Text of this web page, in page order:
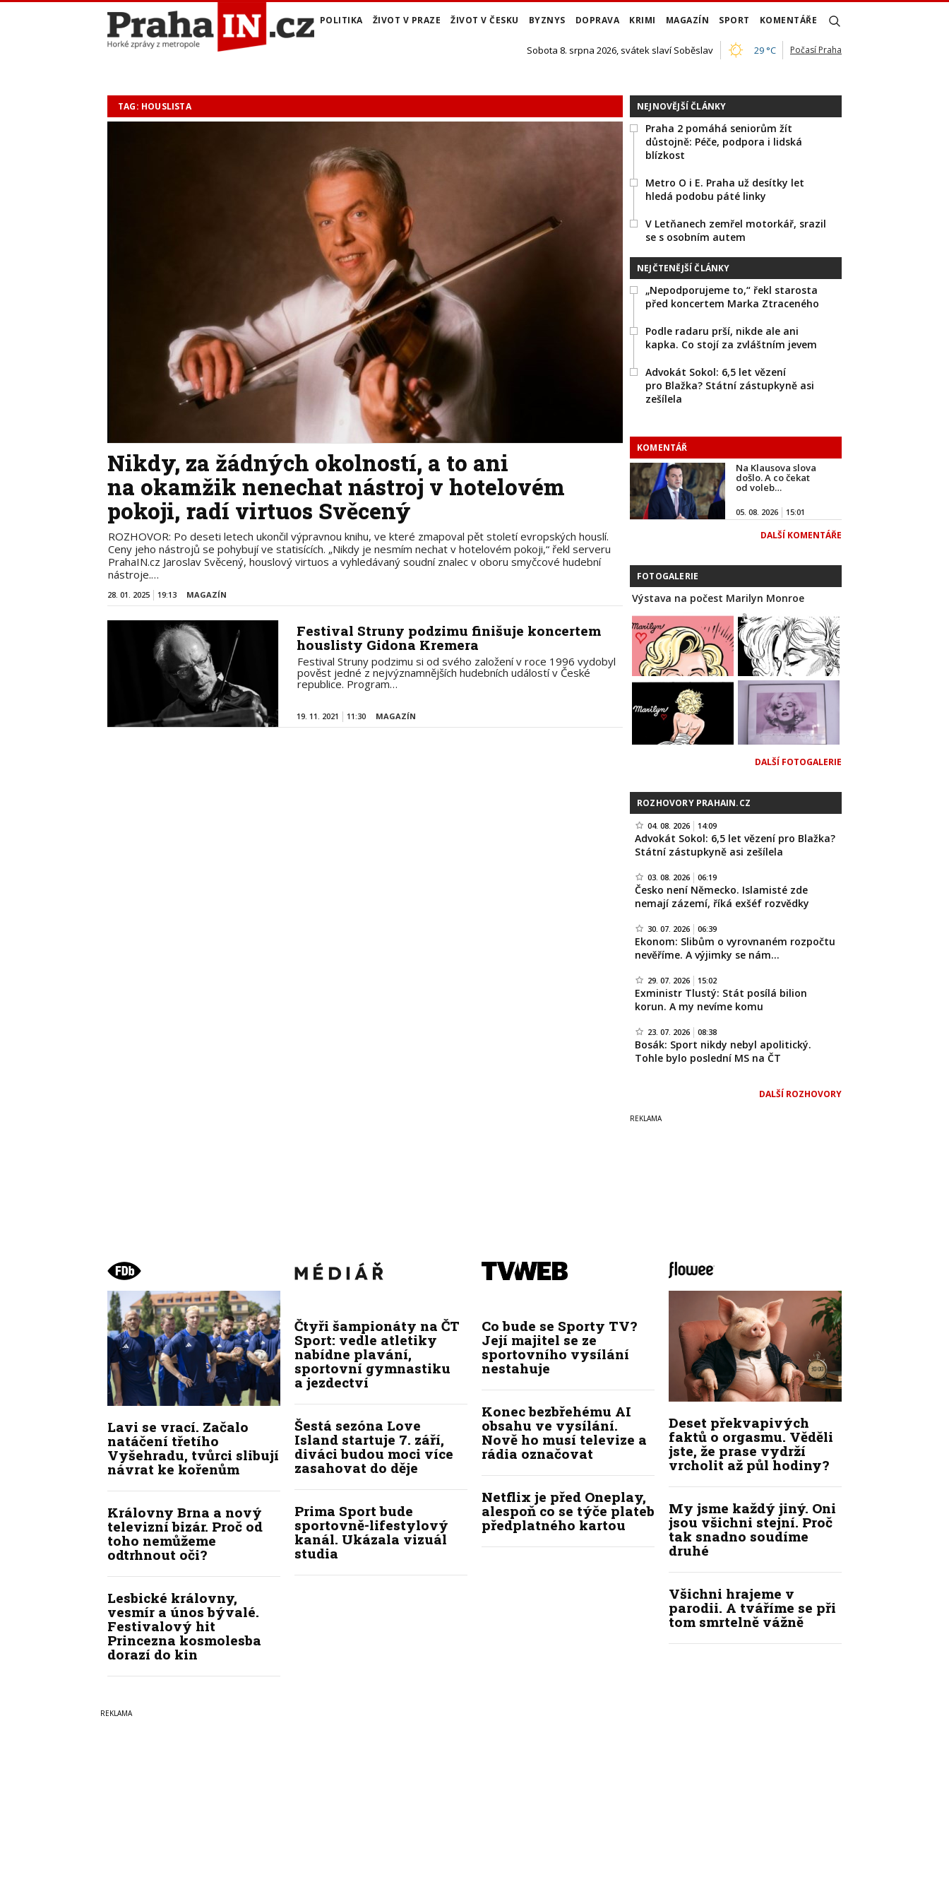
POLITIKA ŽIVOT V PRAZE ŽIVOT V ČESKU BYZNYS DOPRAVA KRIMI MAGAZÍN SPORT KOMENTÁŘE
Sobota 8. srpna 2026, svátek slaví Soběslav 29 °C Počasí Praha
TAG: HOUSLISTA
Nikdy, za žádných okolností, a to ani
na okamžik nenechat nástroj v hotelovém
pokoji, radí virtuos Svěcený
ROZHOVOR: Po deseti letech ukončil výpravnou knihu, ve které zmapoval pět století evropských houslí.
Ceny jeho nástrojů se pohybují ve statisících. „Nikdy je nesmím nechat v hotelovém pokoji,“ řekl serveru
PrahaIN.cz Jaroslav Svěcený, houslový virtuos a vyhledávaný soudní znalec v oboru smyčcové hudební
nástroje.…
28. 01. 2025 19:13 MAGAZÍN
Festival Struny podzimu finišuje koncertem
houslisty Gidona Kremera
Festival Struny podzimu si od svého založení v roce 1996 vydobyl
pověst jedné z nejvýznamnějších hudebních událostí v České
republice. Program…
19. 11. 2021 11:30 MAGAZÍN
NEJNOVĚJŠÍ ČLÁNKY
Praha 2 pomáhá seniorům žít
důstojně: Péče, podpora i lidská
blízkost
Metro O i E. Praha už desítky let
hledá podobu páté linky
V Letňanech zemřel motorkář, srazil
se s osobním autem
NEJČTENĚJŠÍ ČLÁNKY
„Nepodporujeme to,“ řekl starosta
před koncertem Marka Ztraceného
Podle radaru prší, nikde ale ani
kapka. Co stojí za zvláštním jevem
Advokát Sokol: 6,5 let vězení
pro Blažka? Státní zástupkyně asi
zešílela
KOMENTÁŘ
Na Klausova slova
došlo. A co čekat
od voleb…
05. 08. 2026 15:01
DALŠÍ KOMENTÁŘE
FOTOGALERIE
Výstava na počest Marilyn Monroe
DALŠÍ FOTOGALERIE
ROZHOVORY PRAHAIN.CZ
04. 08. 2026 14:09
Advokát Sokol: 6,5 let vězení pro Blažka?
Státní zástupkyně asi zešílela
03. 08. 2026 06:19
Česko není Německo. Islamisté zde
nemají zázemí, říká exšéf rozvědky
30. 07. 2026 06:39
Ekonom: Slibům o vyrovnaném rozpočtu
nevěříme. A výjimky se nám…
29. 07. 2026 15:02
Exministr Tlustý: Stát posílá bilion
korun. A my nevíme komu
23. 07. 2026 08:38
Bosák: Sport nikdy nebyl apolitický.
Tohle bylo poslední MS na ČT
DALŠÍ ROZHOVORY
Lavi se vrací. Začalo
natáčení třetího
Vyšehradu, tvůrci slibují
návrat ke kořenům
Královny Brna a nový
televizní bizár. Proč od
toho nemůžeme
odtrhnout oči?
Lesbické královny,
vesmír a únos bývalé.
Festivalový hit
Princezna kosmolesba
dorazí do kin
Čtyři šampionáty na ČT
Sport: vedle atletiky
nabídne plavání,
sportovní gymnastiku
a jezdectví
Šestá sezóna Love
Island startuje 7. září,
diváci budou moci více
zasahovat do děje
Prima Sport bude
sportovně-lifestylový
kanál. Ukázala vizuál
studia
Co bude se Sporty TV?
Její majitel se ze
sportovního vysílání
nestahuje
Konec bezbřehému AI
obsahu ve vysílání.
Nově ho musí televize a
rádia označovat
Netflix je před Oneplay,
alespoň co se týče plateb
předplatného kartou
Deset překvapivých
faktů o orgasmu. Věděli
jste, že prase vydrží
vrcholit až půl hodiny?
My jsme každý jiný. Oni
jsou všichni stejní. Proč
tak snadno soudíme
druhé
Všichni hrajeme v
parodii. A tváříme se při
tom smrtelně vážně